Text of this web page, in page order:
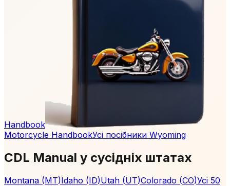
Handbook
Motorcycle HandbookУсі посібники Wyoming
CDL Manual у сусідніх штатах
Montana (MT)Idaho (ID)Utah (UT)Colorado (CO)Усі 50